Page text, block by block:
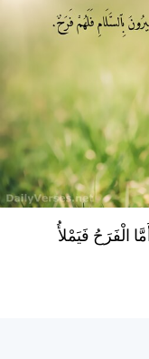
الْفَرَحُ فَيَمْلأُ